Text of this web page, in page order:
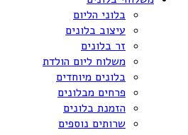
בלוני הליום
עיצוב בלונים
זר בלונים
משלוח ליום הולדת
בלונים מיוחדים
פרחים מבלונים
הזמנת בלונים
שרותים נוספים